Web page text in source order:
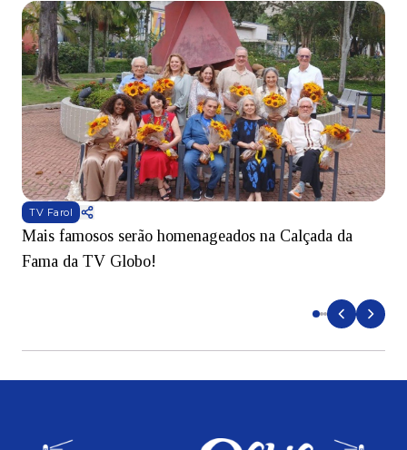
TV Farol
Mais famosos serão homenageados na Calçada da
Fama da TV Globo!